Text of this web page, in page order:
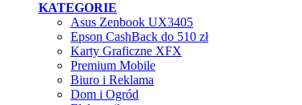
KATEGORIE
Asus Zenbook UX3405
Epson CashBack do 510 zł
Karty Graficzne XFX
Premium Mobile
Biuro i Reklama
Dom i Ogród